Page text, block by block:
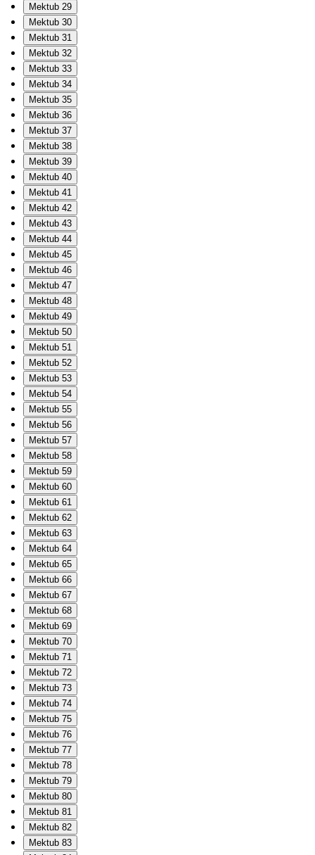
Mektub 29
Mektub 30
Mektub 31
Mektub 32
Mektub 33
Mektub 34
Mektub 35
Mektub 36
Mektub 37
Mektub 38
Mektub 39
Mektub 40
Mektub 41
Mektub 42
Mektub 43
Mektub 44
Mektub 45
Mektub 46
Mektub 47
Mektub 48
Mektub 49
Mektub 50
Mektub 51
Mektub 52
Mektub 53
Mektub 54
Mektub 55
Mektub 56
Mektub 57
Mektub 58
Mektub 59
Mektub 60
Mektub 61
Mektub 62
Mektub 63
Mektub 64
Mektub 65
Mektub 66
Mektub 67
Mektub 68
Mektub 69
Mektub 70
Mektub 71
Mektub 72
Mektub 73
Mektub 74
Mektub 75
Mektub 76
Mektub 77
Mektub 78
Mektub 79
Mektub 80
Mektub 81
Mektub 82
Mektub 83